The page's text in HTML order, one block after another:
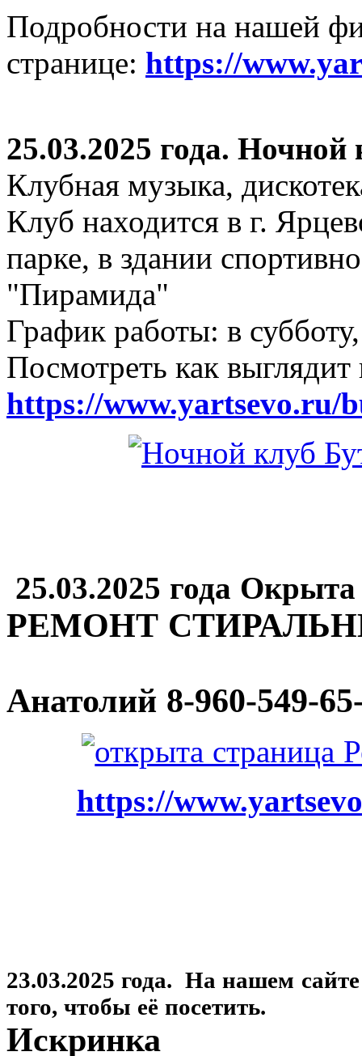
Подробности на нашей
странице: https://
25.03.2025 года.
Клубная музыка,
Клуб находится в г.
парке, в здании
"Пирамида"
График работы: в
Посмотреть как
https://www.yartsevo.ru/
25.03.2025 года
РЕМОНТ
Анатолий 8-960-549-
https://
23.03.2025 года. На нашем
того, чтобы её посетить.
Искринка